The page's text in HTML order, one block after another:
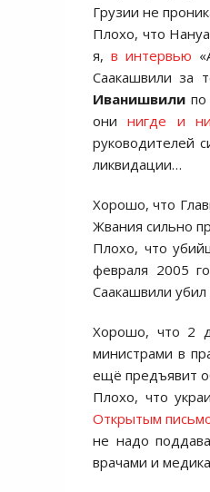
Грузии не
Плохо, что
я,в интервью
Саакашвили за
Иванишвили по
онинигде и
руководителей
ликвидации…
Хорошо, что
Жвания сильно
Плохо, что
февраля 2005
Саакашвили
Хорошо, что 2
министрами в
ещё предъявит
Плохо, что
Открытым
не надо
врачами и